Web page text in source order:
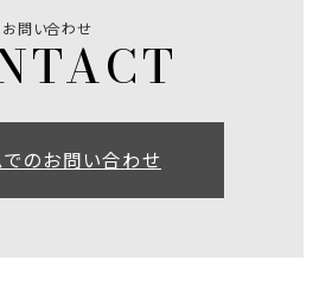
お問い合わせ
でのお問い合わせ